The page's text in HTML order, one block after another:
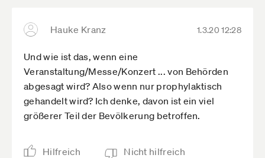
Hauke Kranz 1.3.20 12:28
Und wie ist das, wenn eine
Veranstaltung/Messe/Konzert ... von Behörden
abgesagt wird? Also wenn nur prophylaktisch
gehandelt wird? Ich denke, davon ist ein viel
größerer Teil der Bevölkerung betroffen.
Hilfreich Nicht hilfreich